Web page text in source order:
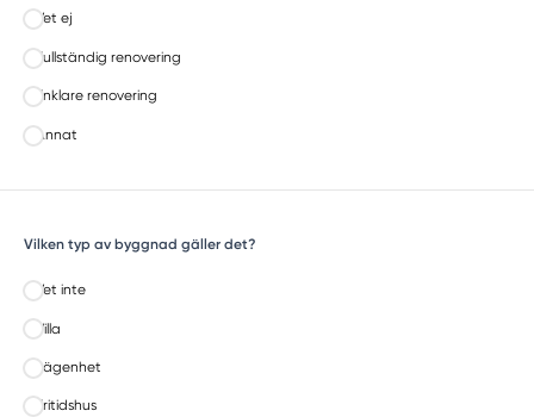
Vet ej
Fullständig renovering
Enklare renovering
Annat
Vilken typ av byggnad gäller det?
Vet inte
Villa
Lägenhet
Fritidshus